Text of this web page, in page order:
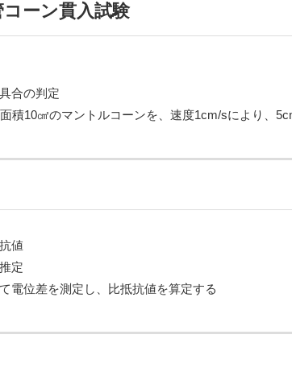
ーン貫入試験
合の判定
積10㎠のマントルコーンを、速度1cm/sにより、
値
定
電位差を測定し、比抵抗値を算定する